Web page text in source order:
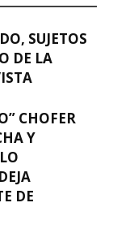
SUJETOS
DE LA
CHOFER
Y
DE